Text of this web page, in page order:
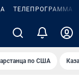
ТЕЛЕПРОГРАММА
по США